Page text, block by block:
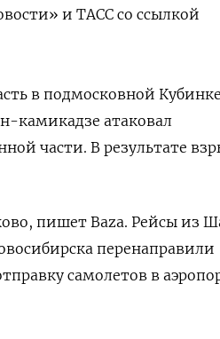
и ТАСС со ссылкой
в подмосковной
камикадзе атаковал
части. В результате
пишет Baza. Рейсы из
перенаправили
самолетов в